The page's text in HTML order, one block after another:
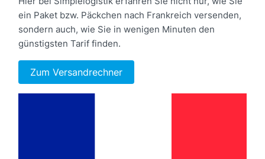
ein Paket bzw. Päckchen nach Frankreich versenden,
sondern auch, wie Sie in wenigen Minuten den
günstigsten Tarif finden.
Zum Versandrechner